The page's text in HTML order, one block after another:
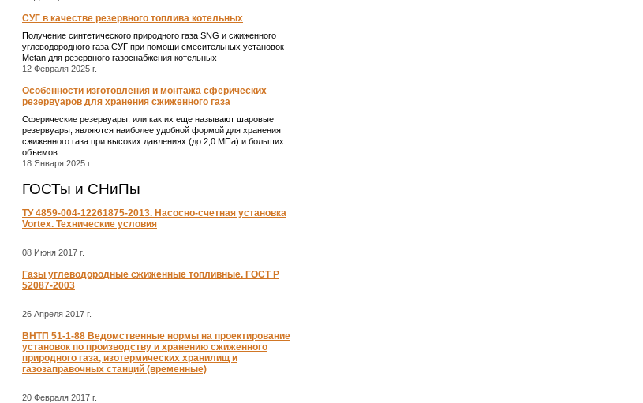
СУГ в качестве резервного топлива котельных
Получение синтетического природного газа SNG и сжиженного
углеводородного газа СУГ при помощи смесительных установок
Metan для резервного газоснабжения котельных
12 Февраля 2025 г.
Особенности изготовления и монтажа сферических
резервуаров для хранения сжиженного газа
Сферические резервуары, или как их еще называют шаровые
резервуары, являются наиболее удобной формой для хранения
сжиженного газа при высоких давлениях (до 2,0 МПа) и больших
объемов
18 Января 2025 г.
ГОСТы и СНиПы
ТУ 4859-004-12261875-2013. Насосно-счетная установка
Vortex. Технические условия
08 Июня 2017 г.
Газы углеводородные сжиженные топливные. ГОСТ Р
52087-2003
26 Апреля 2017 г.
ВНТП 51-1-88 Ведомственные нормы на проектирование
установок по производству и хранению сжиженного
природного газа, изотермических хранилищ и
газозаправочных станций (временные)
20 Февраля 2017 г.